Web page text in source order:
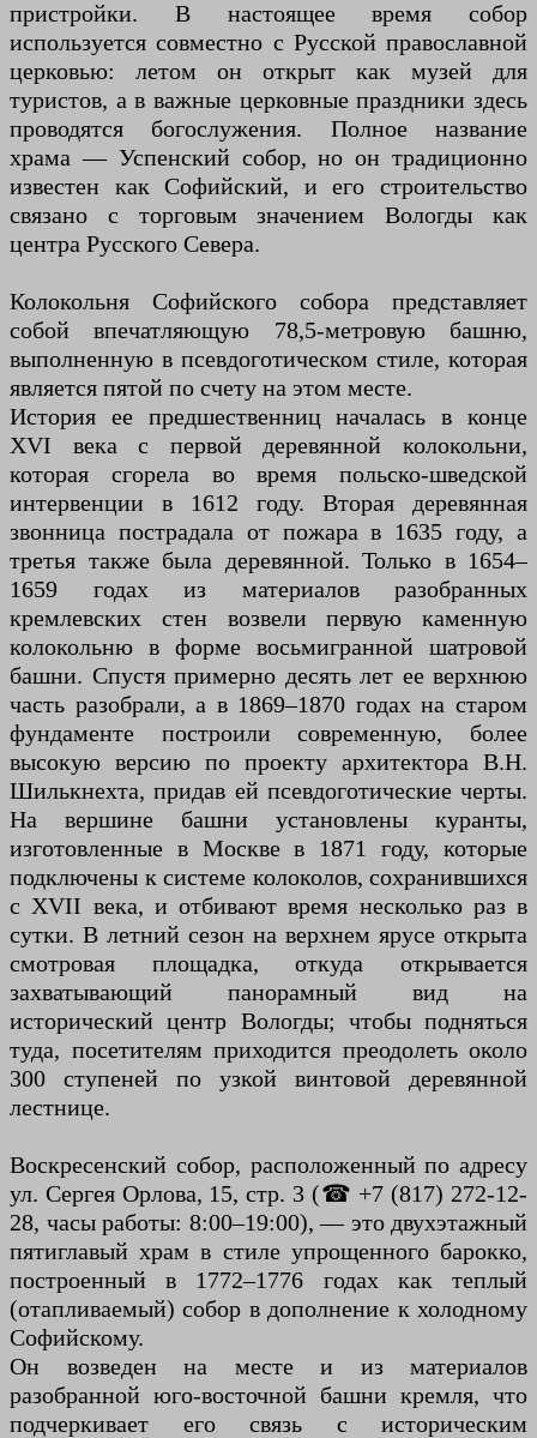
пристройки. В настоящее время собор
используется совместно с Русской православной
церковью: летом он открыт как музей для
туристов, а в важные церковные праздники здесь
проводятся богослужения. Полное название
храма — Успенский собор, но он традиционно
известен как Софийский, и его строительство
связано с торговым значением Вологды как
центра Русского Севера.
Колокольня Софийского собора представляет
собой впечатляющую 78,5-метровую башню,
выполненную в псевдоготическом стиле, которая
является пятой по счету на этом месте.
История ее предшественниц началась в конце
XVI века с первой деревянной колокольни,
которая сгорела во время польско-шведской
интервенции в 1612 году. Вторая деревянная
звонница пострадала от пожара в 1635 году, а
третья также была деревянной. Только в 1654–
1659 годах из материалов разобранных
кремлевских стен возвели первую каменную
колокольню в форме восьмигранной шатровой
башни. Спустя примерно десять лет ее верхнюю
часть разобрали, а в 1869–1870 годах на старом
фундаменте построили современную, более
высокую версию по проекту архитектора В.Н.
Шилькнехта, придав ей псевдоготические черты.
На вершине башни установлены куранты,
изготовленные в Москве в 1871 году, которые
подключены к системе колоколов, сохранившихся
с XVII века, и отбивают время несколько раз в
сутки. В летний сезон на верхнем ярусе открыта
смотровая площадка, откуда открывается
захватывающий панорамный вид на
исторический центр Вологды; чтобы подняться
туда, посетителям приходится преодолеть около
300 ступеней по узкой винтовой деревянной
лестнице.
Воскресенский собор, расположенный по адресу
ул. Сергея Орлова, 15, стр. 3 (☎ +7 (817) 272-12-
28, часы работы: 8:00–19:00), — это двухэтажный
пятиглавый храм в стиле упрощенного барокко,
построенный в 1772–1776 годах как теплый
(отапливаемый) собор в дополнение к холодному
Софийскому.
Он возведен на месте и из материалов
разобранной юго-восточной башни кремля, что
подчеркивает его связь с историческим